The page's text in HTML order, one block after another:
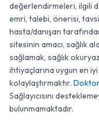
değerlendirmeleri, ilgili
emri, talebi, önerisi,
hasta/danışan
sitesinin amacı, sağlık
sağlamak, sağlık
ihtiyaçlarına uygun en
kolaylaştırmaktır.
Sağlayıcısını
bulunmamaktadır.